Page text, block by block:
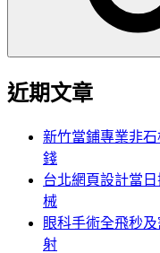
近期文章
新竹當鋪專業非
錢
台北網頁設計當
械
眼科手術全飛秒
射